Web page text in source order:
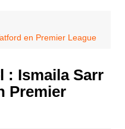
en Premier League
: Ismaila Sarr
Premier